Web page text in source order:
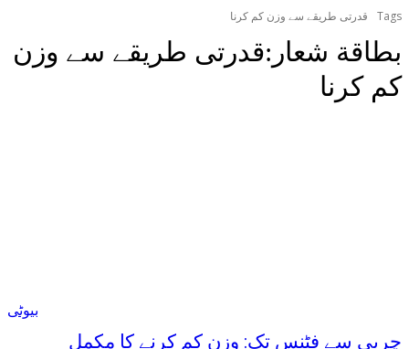
Tags قدرتی طریقے سے وزن کم کرنا
بطاقة شعار:قدرتی طریقے سے وزن
کم کرنا
بیوٹی
چربی سے فِٹنس تک: وزن کم کرنے کا مکمل